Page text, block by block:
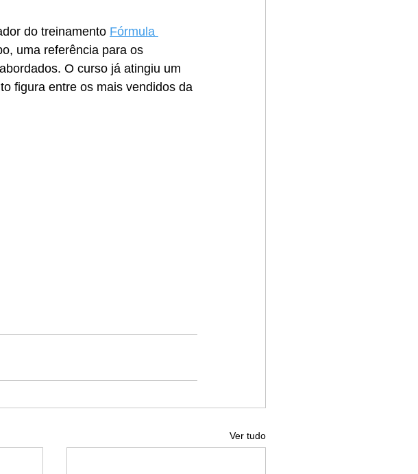
do treinamento Fórmula
uma referência para os
O curso já atingiu um
figura entre os mais vendidos da
Ver tudo